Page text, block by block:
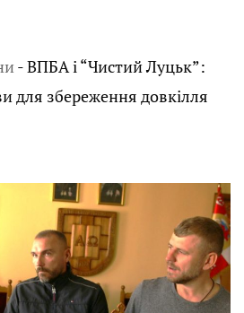
-ВПБА і “Чистий Луцьк”:
для збереження довкілля